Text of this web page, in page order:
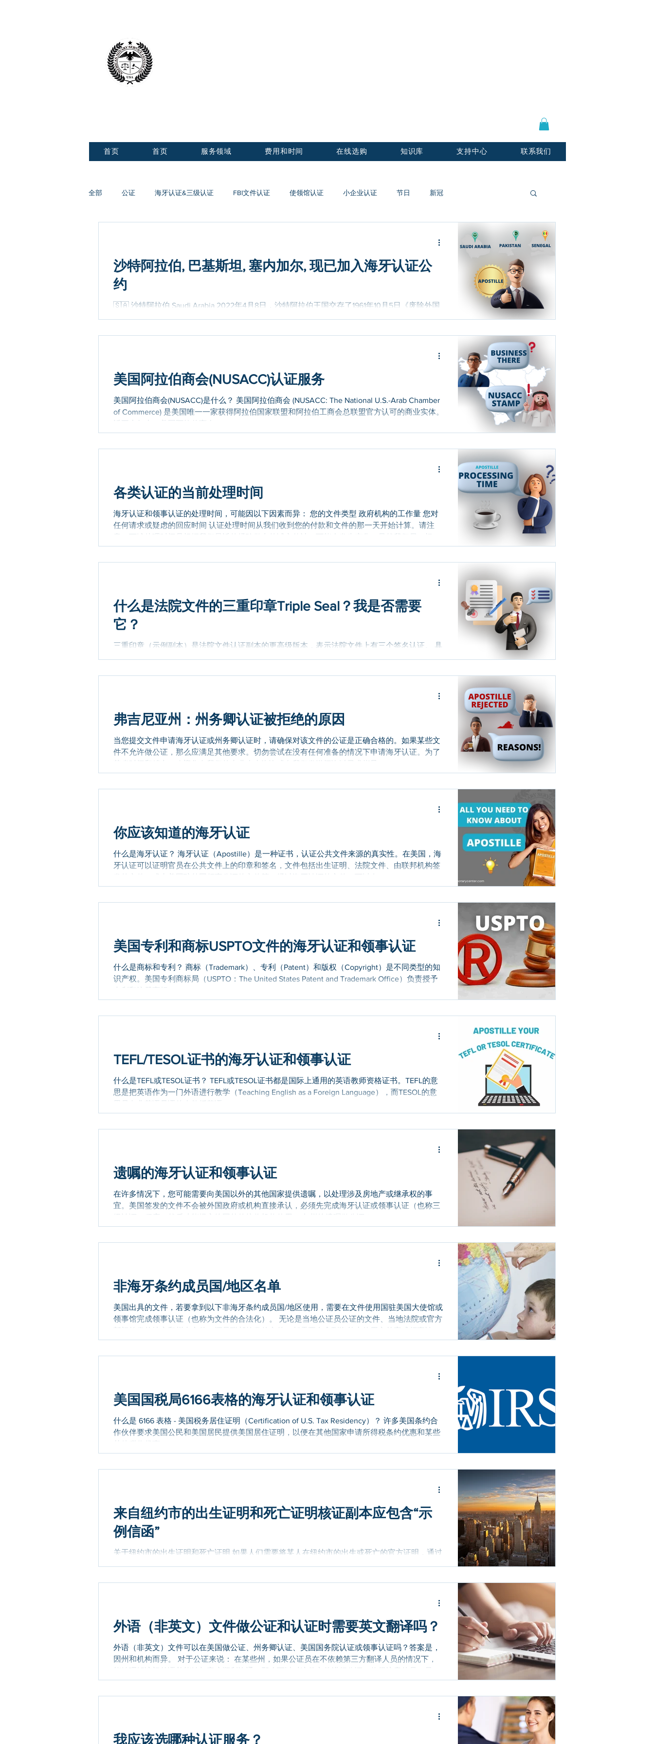
首页 首页 服务领域 费用和时间 在线选购 知识库 支持中心 联系我们
全部 公证 海牙认证&三级认证 FBI文件认证 使领馆认证 小企业认证 节日 新冠
沙特阿拉伯, 巴基斯坦, 塞内加尔, 现已加入海牙认证公
约
🇸🇦 沙特阿拉伯 Saudi Arabia 2022年4月8日，沙特阿拉伯王国交存了1961年10月5日《废除外国
美国阿拉伯商会(NUSACC)认证服务
美国阿拉伯商会(NUSACC)是什么？ 美国阿拉伯商会 (NUSACC: The National U.S.-Arab Chamber
of Commerce) 是美国唯一一家获得阿拉伯国家联盟和阿拉伯工商会总联盟官方认可的商业实体。
近五十年来，美国阿拉伯商会...
各类认证的当前处理时间
海牙认证和领事认证的处理时间，可能因以下因素而异： 您的文件类型 政府机构的工作量 您对
任何请求或疑虑的回应时间 认证处理时间从我们收到您的付款和文件的那一天开始计算。请注
意，下述处理时间是根据我们最近的经验做出的诚实估计，可能会发生变化。虽然我们尽一切努
力及时、谨慎地处理每个案件，但这并不是保证的处理时间。案件提交后，政府部门将拥有自由
裁量权并审核案件，这是我们无法控制的。此页面将定期更新以反映任何变化。 请提前安排，不
误。处理时间是动态的，一旦我们将您的案件提交给政府办公室，他们就有最终决定权。 此外，
美国联邦机构的认证处理时间 🇺🇸 美国国务院认证: 3周 (预计) 🏛 美国司法部认证: 6-10周 (预计)
美国50州和DC的认证处理时间 Alabama 阿拉巴马州州务卿认证: 12周 (预计)（如果是阿拉巴马州
的公证文件，需要额外的时间。为什么？） Alask
什么是法院文件的三重印章Triple Seal？我是否需要
它？
三重印章（示例副本）是法院文件认证副本的更高级版本，表示法院文件上有三个签名认证。 具
弗吉尼亚州：州务卿认证被拒绝的原因
当您提交文件申请海牙认证或州务卿认证时，请确保对该文件的公证是正确合格的。如果某些文
件不允许做公证，那么应满足其他要求。切勿尝试在没有任何准备的情况下申请海牙认证。为了
节省时间和精力，欢迎您向我们的专业人士咨询或向我们发送问询以寻求指导。...
你应该知道的海牙认证
什么是海牙认证？ 海牙认证（Apostille）是一种证书，认证公共文件来源的真实性。在美国，海
牙认证可以证明官员在公共文件上的印章和签名，文件包括出生证明、法院文件、由联邦机构签
发的文件、或由美国驻外国领事公证的文件等。经过海牙认证的文件，可以在1961...
美国专利和商标USPTO文件的海牙认证和领事认证
什么是商标和专利？ 商标（Trademark）、专利（Patent）和版权（Copyright）是不同类型的知
识产权。美国专利商标局（USPTO：The United States Patent and Trademark Office）负责授予
专利和注册商标。...
TEFL/TESOL证书的海牙认证和领事认证
什么是TEFL或TESOL证书？ TEFL或TESOL证书都是国际上通用的英语教师资格证书。TEFL的意
思是把英语作为一门外语进行教学（Teaching English as a Foreign Language），而TESOL的意
思是向非英语母语的人教授英语（Teachi...
遗嘱的海牙认证和领事认证
在许多情况下，您可能需要向美国以外的其他国家提供遗嘱，以处理涉及房地产或继承权的事
宜。美国签发的文件不会被外国政府或机构直接承认，必须先完成海牙认证或领事认证（也称三
级认证）程序，然后才能提交给国外的接收机构使用。 怎样给遗嘱做公证？...
非海牙条约成员国/地区名单
美国出具的文件，若要拿到以下非海牙条约成员国/地区使用，需要在文件使用国驻美国大使馆或
领事馆完成领事认证（也称为文件的合法化）。 无论是当地公证员公证的文件、当地法院或官方
部门签发的地方和州内文件，还是联邦签发的文件，都需要在拿到海外去使用之前完成领事认
证。 具体的认证流程，因文件类型而异。 大使馆/领事馆的领事认证流程 👉 经过公证员公证的
文件、当地或州内文件的领事认证流程： 州务卿认证 美国国务院认证 文件使用国驻美国大使馆/
前，需要先完成额外的法院书记员或县书记员认证。 👉 美国联邦文件的领事认证流程： 美国国
Angola 安哥拉 Benin 贝宁 Burkina Faso 布基纳法索 Burma (Myanmar) 缅甸 Cambodia 柬埔寨
美国国税局6166表格的海牙认证和领事认证
什么是 6166 表格 - 美国税务居住证明（Certification of U.S. Tax Residency）？ 许多美国条约合
作伙伴要求美国公民和美国居民提供美国居住证明，以便在其他国家申请所得税条约优惠和某些
其他税收优惠。...
来自纽约市的出生证明和死亡证明核证副本应包含“示
例信函”
关于纽约市的出生证明和死亡证明 如果人们需要将某人在纽约市的出生或死亡的官方证明，通过
外语（非英文）文件做公证和认证时需要英文翻译吗？
外语（非英文）文件可以在美国做公证、州务卿认证、美国国务院认证或领事认证吗？答案是，
因州和机构而异。 对于公证来说： 在某些州，如果公证员在不依赖第三方翻译人员的情况下，
能够理解该门外语并能够与客户顺利沟通，那么可以对这份文件进行公证。值得注意的是，虽然
文件可以是非英文，但...
我应该选哪种认证服务？